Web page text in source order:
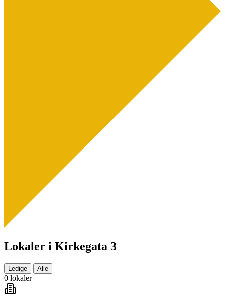
Lokaler i Kirkegata 3
Ledige Alle
0 lokaler